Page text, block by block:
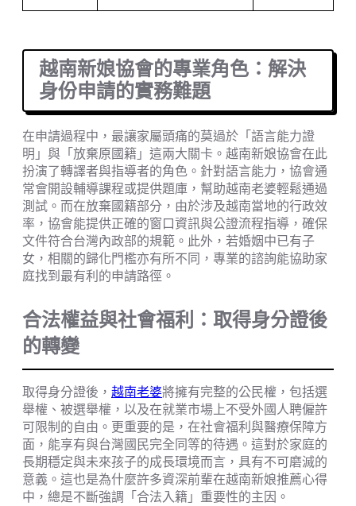
越南新娘協會的專業角色：解決
身份申請的實務難題
在申請過程中，最讓家屬頭痛的莫過於「語言能力證
明」與「放棄原國籍」這兩大關卡。越南新娘協會在此
扮演了轉譯者與指導者的角色。針對語言能力，協會通
常會開設輔導課程或提供題庫，幫助越南老婆輕鬆通過
測試。而在放棄國籍部分，由於涉及越南當地的行政效
率，協會能提供正確的窗口資訊與公證流程指導，確保
文件符合台灣內政部的規範。此外，若婚姻中已有子
女，相關的歸化門檻亦有所不同，專業的諮詢能協助家
庭找到最有利的申請路徑。
合法權益與社會福利：取得身分證後
的轉變
取得身分證後， 越南老婆將擁有完整的公民權，包括選
舉權、被選舉權，以及在就業市場上不受外國人聘僱許
可限制的自由。更重要的是，在社會福利與醫療保障方
面，能享有與台灣國民完全同等的待遇。這對於家庭的
長期穩定與未來孩子的成長環境而言，具有不可磨滅的
意義。這也是為什麼許多資深前輩在越南新娘推薦心得
中，總是不斷強調「合法入籍」重要性的主因。